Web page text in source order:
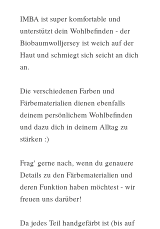
IMBA ist super komfortable und
unterstützt dein Wohlbefinden - der
Biobaumwolljersey ist weich auf der
Haut und schmiegt sich seicht an dich
an.
Die verschiedenen Farben und
Färbematerialien dienen ebenfalls
deinem persönlichem Wohlbefinden
und dazu dich in deinem Alltag zu
stärken :)
Frag' gerne nach, wenn du genauere
Details zu den Färbematerialien und
deren Funktion haben möchtest - wir
freuen uns darüber!
Da jedes Teil handgefärbt ist (bis auf